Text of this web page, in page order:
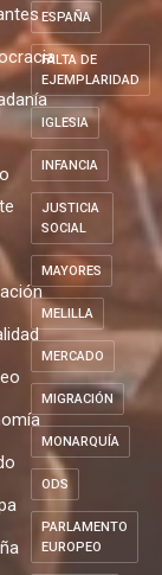
ESPAÑA
FALTA DE
EJEMPLARIDAD
IGLESIA
INFANCIA
JUSTICIA
SOCIAL
MAYORES
MELILLA
MERCADO
MIGRACIÓN
MONARQUÍA
ODS
PARLAMENTO
EUROPEO